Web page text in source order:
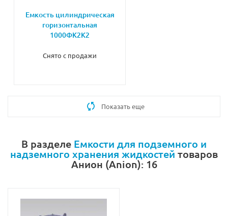
Емкость цилиндрическая
горизонтальная
1000ФК2К2
Снято с продажи
Показать еще
В разделе Емкости для подземного и
надземного хранения жидкостей товаров
Анион (Anion): 16